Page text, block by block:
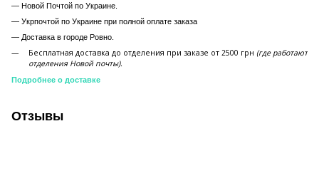
— Новой Почтой по Украине.
— Укрпочтой по Украине при полной оплате заказа
— Доставка в городе Ровно.
Бесплатная доставка до отделения при заказе от 2500 грн (где работают
отделения Новой почты).
Подробнее о доставке
Отзывы